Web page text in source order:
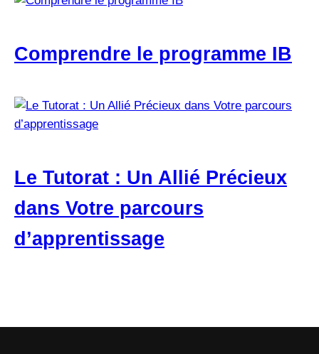
Comprendre le programme IB
Le Tutorat : Un Allié Précieux
dans Votre parcours
d’apprentissage